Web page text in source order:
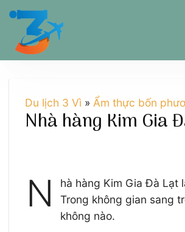
Chuyển
dung
Du lịch 3 Vì » Ẩm thực bốn
Nhà hàng Kim Gia
N
hà hàng Kim Gia Đà Lạt
Trong không gian sang
không nào.